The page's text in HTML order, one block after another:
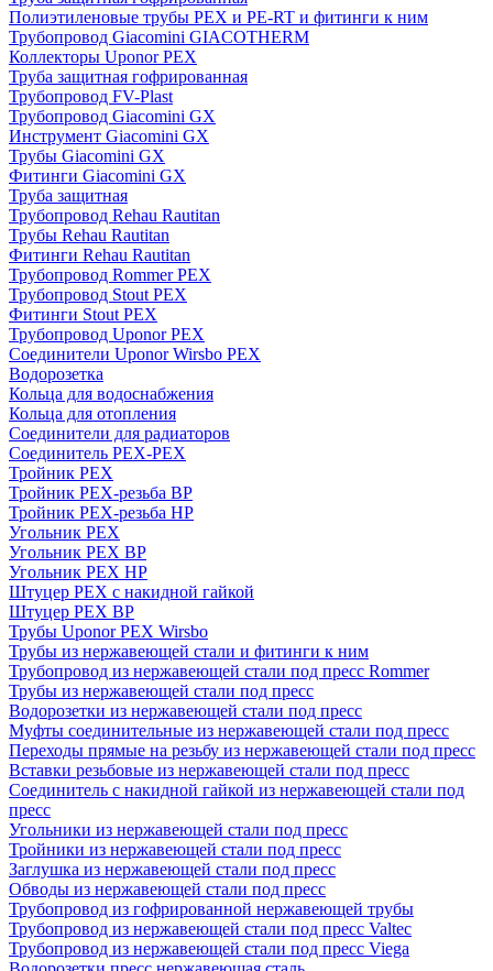
Полиэтиленовые трубы PEX и PE-RT и фитинги к ним
Трубопровод Giacomini GIACOTHERM
Коллекторы Uponor PEX
Труба защитная гофрированная
Трубопровод FV-Plast
Трубопровод Giacomini GX
Инструмент Giacomini GX
Трубы Giacomini GX
Фитинги Giacomini GX
Труба защитная
Трубопровод Rehau Rautitan
Трубы Rehau Rautitan
Фитинги Rehau Rautitan
Трубопровод Rommer PEX
Трубопровод Stout PEX
Фитинги Stout PEX
Трубопровод Uponor PEX
Соединители Uponor Wirsbo PEX
Водорозетка
Кольца для водоснабжения
Кольца для отопления
Соединители для радиаторов
Соединитель PEX-PEX
Тройник PEX
Тройник PEX-резьба ВР
Тройник PEX-резьба НР
Угольник PEX
Угольник PEX ВР
Угольник PEX НР
Штуцер PEX c накидной гайкой
Штуцер PEX ВР
Трубы Uponor PEX Wirsbo
Трубы из нержавеющей стали и фитинги к ним
Трубопровод из нержавеющей стали под пресс Rommer
Трубы из нержавеющей стали под пресс
Водорозетки из нержавеющей стали под пресс
Муфты соединительные из нержавеющей стали под пресс
Переходы прямые на резьбу из нержавеющей стали под пресс
Вставки резьбовые из нержавеющей стали под пресс
Соединитель с накидной гайкой из нержавеющей стали под
пресс
Угольники из нержавеющей стали под пресс
Тройники из нержавеющей стали под пресс
Заглушка из нержавеющей стали под пресс
Обводы из нержавеющей стали под пресс
Трубопровод из гофрированной нержавеющей трубы
Трубопровод из нержавеющей стали под пресс Valtec
Трубопровод из нержавеющей стали под пресс Viega